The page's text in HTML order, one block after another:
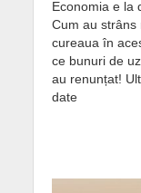
Economia e la
Cum au strâns
cureaua în
ce bunuri de
au renunțat!
date